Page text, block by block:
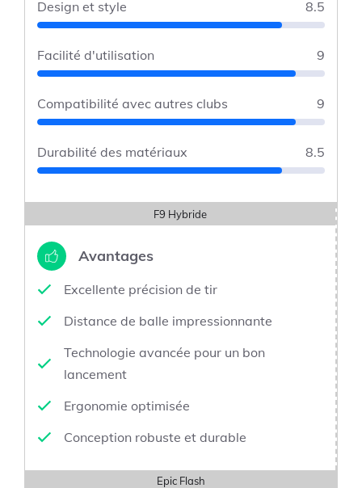
Design et style 8.5
Facilité d'utilisation 9
Compatibilité avec autres clubs 9
Durabilité des matériaux 8.5
F9 Hybride
Avantages
Excellente précision de tir
Distance de balle impressionnante
Technologie avancée pour un bon
lancement
Ergonomie optimisée
Conception robuste et durable
Epic Flash